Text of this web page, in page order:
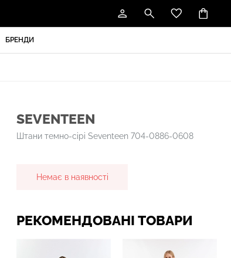
БРЕНДИ
SEVENTEEN
Штани темно-сірі Seventeen 704-0886-0608
Немає в наявності
РЕКОМЕНДОВАНІ ТОВАРИ